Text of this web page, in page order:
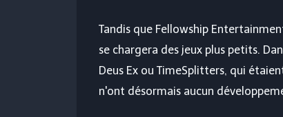
Tandis que Fellowship
se chargera des jeux plus petits.
Deus Ex ou TimeSplitters, qui
n'ont désormais aucun